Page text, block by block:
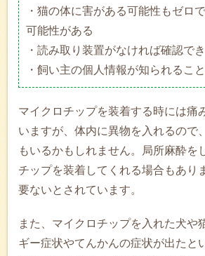
・猫の体に害がある可能性もゼロ
可能性がある
・読み取り装置がなければ確認で
・飼い主の個人情報が知られるこ
マイクロチップを装着する時には痛
いますが、体内に異物を入れるので
もいるかもしれません。局所麻酔を
チップを装着してくれる場合もあり
要ないとされています。
また、マイクロチップを入れた犬や
ギー症状やてんかんの症状が出たと